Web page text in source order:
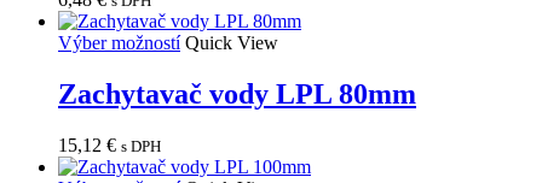
Výber možností Quick View
Zachytavač vody LPL 80mm
15,12 € s DPH